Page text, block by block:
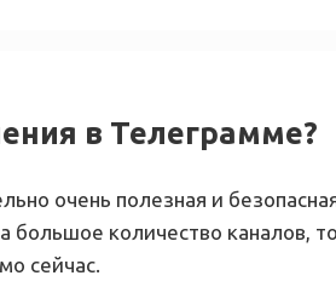
в Телеграмме?
очень полезная и
большое количество
сейчас.